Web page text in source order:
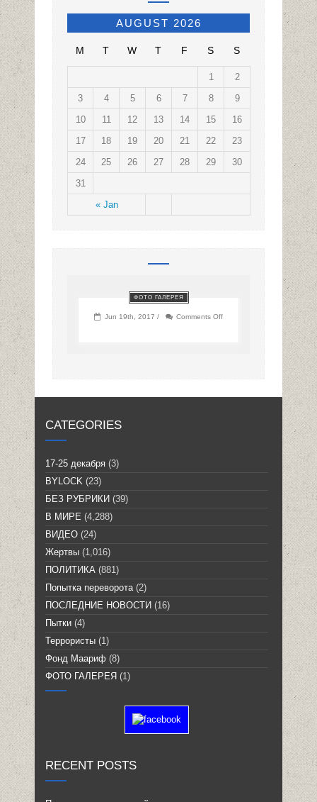
AUGUST 2026
M T W T F S S
« Jan
1
2
3
4 5 6 7 8
9
10
11 12 13 14 15
16
17
18 19 20 21 22
23
24
25 26 27 28 29
30
31
ФОТО ГАЛЕРЕЯ
Jun 19th, 2017 / Comments Off
CATEGORIES
17-25 декабря (3)
BYLOCK (23)
БЕЗ РУБРИКИ (39)
В МИРЕ (4,288)
ВИДЕО (24)
Жертвы (1,016)
ПОЛИТИКА (881)
Попытка переворота(2)
ПОСЛЕДНИЕ НОВОСТИ (16)
Пытки (4)
Террористы (1)
Фонд Маариф (8)
ФОТО ГАЛЕРЕЯ (1)
RECENT POSTS